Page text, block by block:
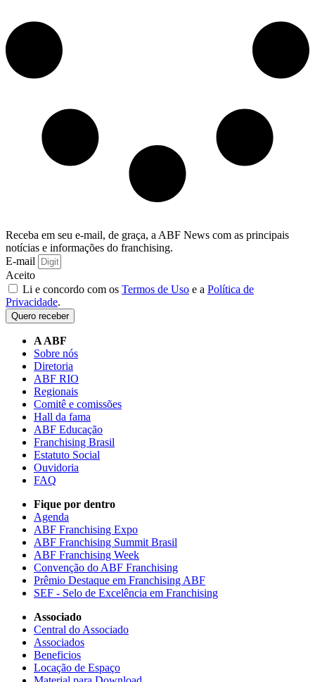
Receba em seu e-mail, de graça, a ABF News com as principais
notícias e informações do franchising.
E-mail
Aceito
Li e concordo com os Termos de Uso e a Política de
Privacidade.
Quero receber
A ABF
Sobre nós
Diretoria
ABF RIO
Regionais
Comitê e comissões
Hall da fama
ABF Educação
Franchising Brasil
Estatuto Social
Ouvidoria
FAQ
Fique por dentro
Agenda
ABF Franchising Expo
ABF Franchising Summit Brasil
ABF Franchising Week
Convenção do ABF Franchising
Prêmio Destaque em Franchising ABF
SEF - Selo de Excelência em Franchising
Associado
Central do Associado
Associados
Beneficios
Locação de Espaço